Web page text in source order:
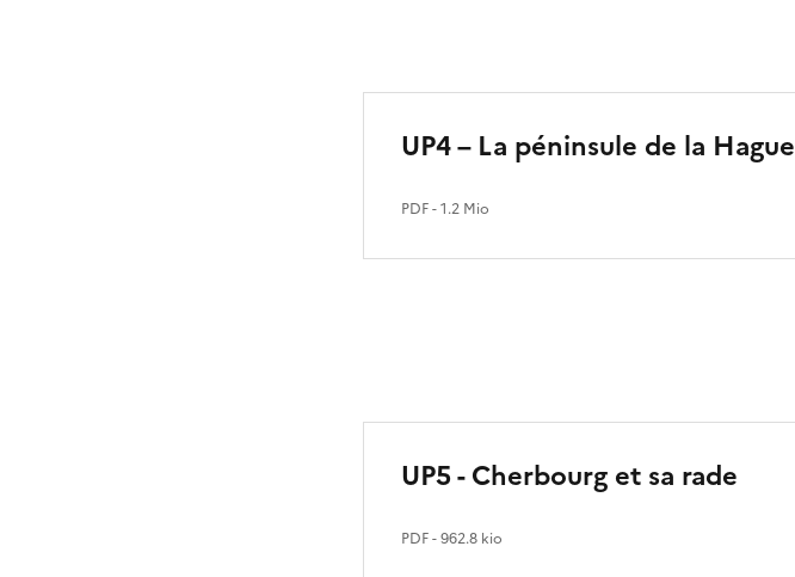
UP4 – La péninsule de la Hague
PDF- 1.2 Mio
UP5 - Cherbourg et sa rade
PDF- 962.8 kio